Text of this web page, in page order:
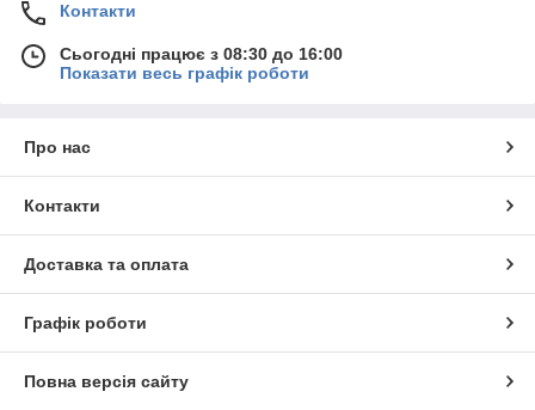
Контакти
Сьогодні працює з 08:30 до 16:00
Показати весь графік роботи
Про нас
Контакти
Доставка та оплата
Графік роботи
Повна версія сайту